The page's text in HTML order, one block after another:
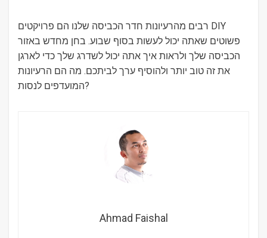
רבים מהרעיונות חדר הכביסה שלנו הם פרויקטים DIY
פשוטים שאתה יכול לעשות בסוף שבוע. בחן מחדש באזור
הכביסה שלך ולראות איך אתה יכול לשדרג שלך כדי לארגן
את זה טוב יותר ולהוסיף ערך לביתכם. מה הם הרעיונות
המועדפים לנסות?
Ahmad Faishal